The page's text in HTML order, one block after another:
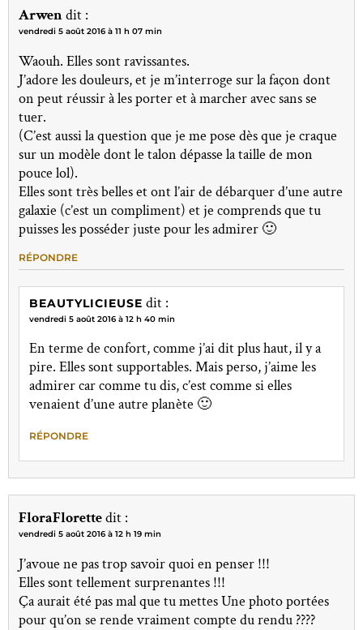
Arwendit :
vendredi 5 août 2016 à 11 h 07 min
Waouh. Elles sont ravissantes.
J’adore les douleurs, et je m’interroge sur la façon dont
on peut réussir à les porter et à marcher avec sans se
tuer.
(C’est aussi la question que je me pose dès que je craque
sur un modèle dont le talon dépasse la taille de mon
pouce lol).
Elles sont très belles et ont l’air de débarquer d’une autre
galaxie (c’est un compliment) et je comprends que tu
puisses les posséder juste pour les admirer 🙂
RÉPONDRE
BEAUTYLICIEUSE dit :
vendredi 5 août 2016 à 12 h 40 min
En terme de confort, comme j’ai dit plus haut, il y a
pire. Elles sont supportables. Mais perso, j’aime les
admirer car comme tu dis, c’est comme si elles
venaient d’une autre planète 🙂
RÉPONDRE
FloraFlorettedit :
vendredi 5 août 2016 à 12 h 19 min
J’avoue ne pas trop savoir quoi en penser !!!
Elles sont tellement surprenantes !!!
Ça aurait été pas mal que tu mettes Une photo portées
pour qu’on se rende vraiment compte du rendu ????